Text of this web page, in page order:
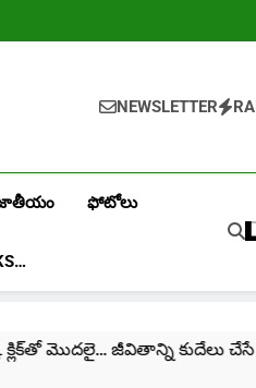
NEWSLETTER
ఫోటోలు
మొదలై… జీవితాన్ని కుదేలు చేసే